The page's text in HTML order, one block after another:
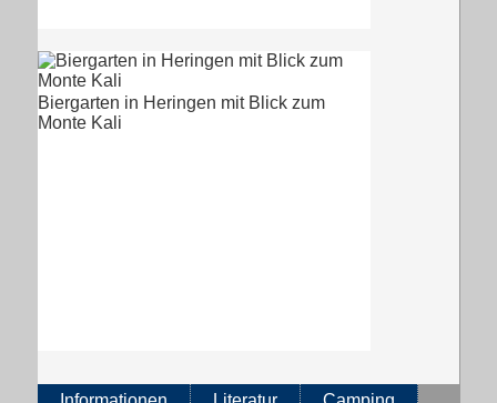
Biergarten in Heringen mit Blick zum
Monte Kali